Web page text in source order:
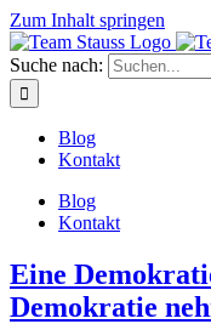
Zum Inhalt springen
Suche nach:
Blog
Kontakt
Blog
Kontakt
Eine
Demokratie